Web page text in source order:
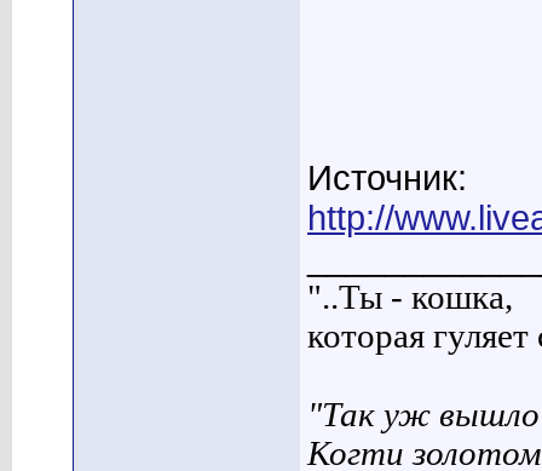
Источник:
http://
"..Ты - кошка,
которая
"Так уж вышло
Когти